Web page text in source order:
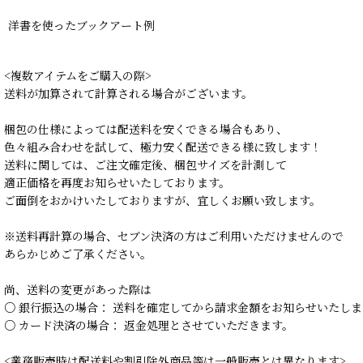
洋書を使ったブックアート例
<複数アイテムをご購入の際>
送料が加算されて計算される場合がございます。
梱包の仕様によっては配送料を安くできる場合もあり、
色々組み合わせを試して、極力安く配送できる様に致します！
送料に関しては、ご注文確定後、梱包サイズを計測して
適正価格を再度お知らせいたしております。
ご面倒をおかけいたしておりますが、宜しくお願い致します。
※送料再計算の場合、セブン決済の方はご利用いただけませんので
あらかじめご了承ください。
尚、送料の変更があった際は
○ 銀行振込の場合： 送料を確定してから請求金額をお知らせいたし
○ カード決済の場合： 返金処理とさせていただきます。